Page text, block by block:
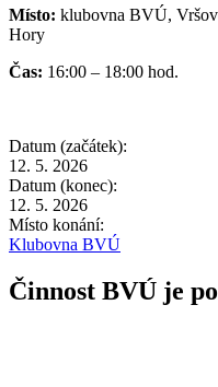
Místo: klubovna BVÚ,
Hory
Čas: 16:00 – 18:00 hod.
Datum (začátek):
12. 5. 2026
Datum (konec):
12. 5. 2026
Místo konání:
Klubovna BVÚ
Činnost BVÚ je